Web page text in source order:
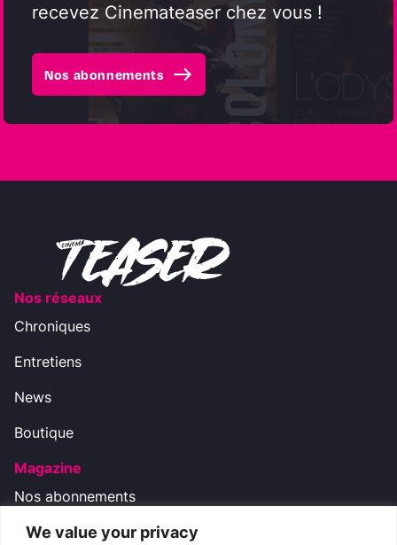
We value your privacy
recevez Cinemateaser chez vous !
Nos abonnements east
Nos réseaux
Chroniques
Entretiens
News
Boutique
Magazine
Nos abonnements
Nos réseaux